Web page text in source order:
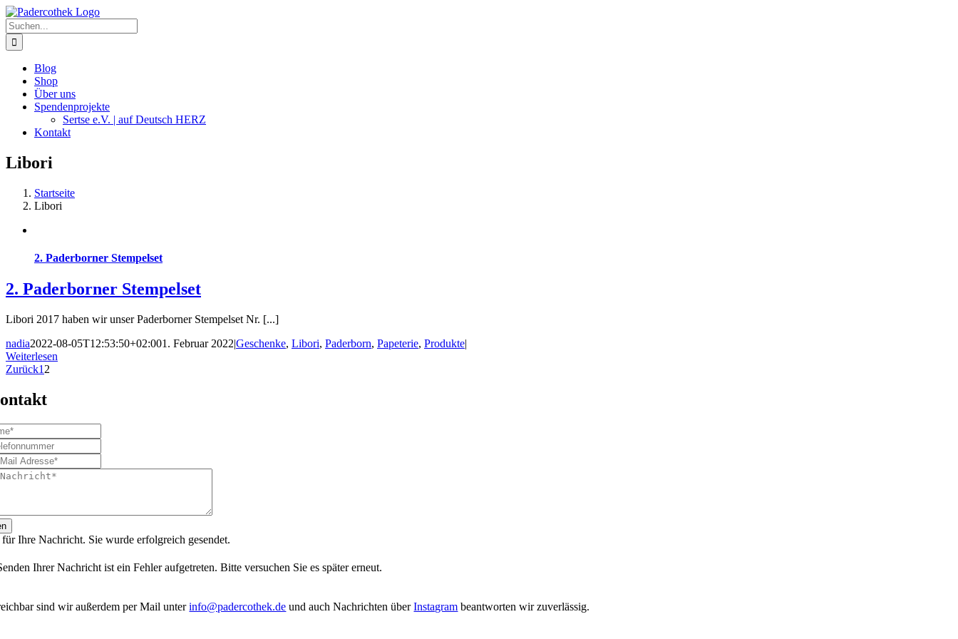
Zum
Inhalt
springen
Suche
nach:
Blog
Shop
Über uns
Spendenprojekte
Sertse e.V. | auf Deutsch HERZ
Kontakt
Libori
Startseite
Libori
2. Paderborner Stempelset
2. Paderborner Stempelset
Libori 2017 haben wir unser Paderborner Stempelset Nr. [...]
nadia2022-08-05T12:53:50+02:001. Februar 2022|Geschenke, Libori, Paderborn, Papeterie, Produkte|
Weiterlesen
Zurück1 2
Ihre Nachricht. Sie wurde erfolgreich gesendet.
Ihrer Nachricht ist ein Fehler aufgetreten. Bitte versuchen Sie es später erneut.
sind wir außerdem per Mail unterinfo@padercothek.de und auch Nachrichten überInstagram beantworten wir zuverlässig.